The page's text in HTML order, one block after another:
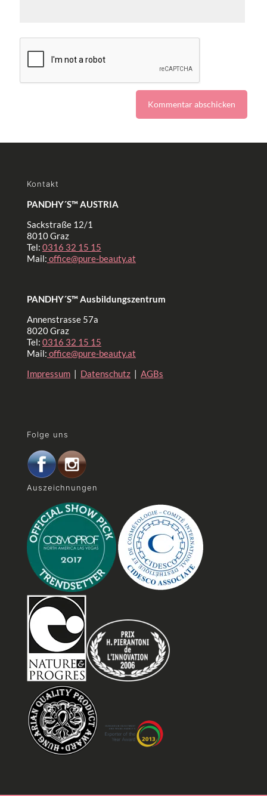
Kontakt
PANDHY´S™ AUSTRIA
Sackstraße 12/1
8010 Graz
Tel: 0316 32 15 15
Mail: office@pure-beauty.at
PANDHY´S™ Ausbildungszentrum
Annenstrasse 57a
8020 Graz
Tel: 0316 32 15 15
Mail: office@pure-beauty.at
Impressum | Datenschutz | AGBs
Folge uns
Auszeichnungen